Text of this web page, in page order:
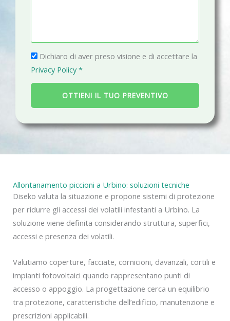
a
g
g
i
P
r
i
a
c
Dichiaro di aver preso visione e di accettare la
Privacy Policy *
OTTIENI IL TUO PREVENTIVO
Allontanamento piccioni a Urbino: soluzioni tecniche
Diseko valuta la situazione e propone sistemi di protezione
per ridurre gli accessi dei volatili infestanti a Urbino. La
soluzione viene definita considerando struttura, superfici,
accessi e presenza dei volatili.
Valutiamo coperture, facciate, cornicioni, davanzali, cortili e
impianti fotovoltaici quando rappresentano punti di
accesso o appoggio. La progettazione cerca un equilibrio
tra protezione, caratteristiche dell’edificio, manutenzione e
prescrizioni applicabili.